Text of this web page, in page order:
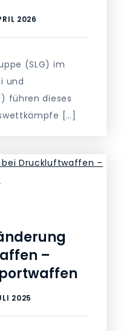
(SLG) im
und
führen dieses
[…]
–